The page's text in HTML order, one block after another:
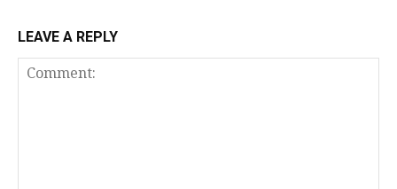
LEAVE A REPLY